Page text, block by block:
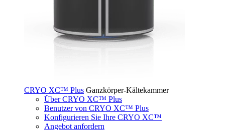
CRYO XC™ Plus Ganzkörper-Kältekammer
Über CRYO XC™ Plus
Benutzer von CRYO XC™ Plus
Konfigurieren Sie Ihre CRYO XC™
Angebot anfordern